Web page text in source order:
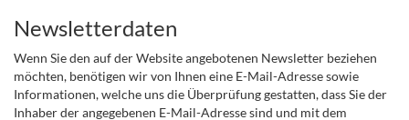
Newsletterdaten
Wenn Sie den auf der Website angebotenen Newsletter beziehen
möchten, benötigen wir von Ihnen eine E-Mail-Adresse sowie
Informationen, welche uns die Überprüfung gestatten, dass Sie der
Inhaber der angegebenen E-Mail-Adresse sind und mit dem